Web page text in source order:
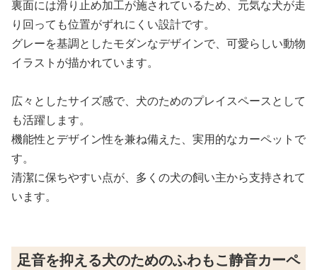
裏面には滑り止め加工が施されているため、元気な犬が走
り回っても位置がずれにくい設計です。
グレーを基調としたモダンなデザインで、可愛らしい動物
イラストが描かれています。
広々としたサイズ感で、犬のためのプレイスペースとして
も活躍します。
機能性とデザイン性を兼ね備えた、実用的なカーペットで
す。
清潔に保ちやすい点が、多くの犬の飼い主から支持されて
います。
足音を抑える犬のためのふわもこ静音カーペ